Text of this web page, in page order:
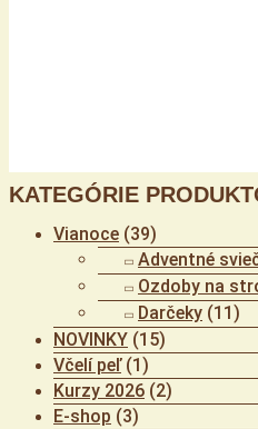
KATEGÓRIE
Vianoce (39)
Adventné
Ozdoby na
Darčeky (11)
NOVINKY (15)
Včelí peľ (1)
Kurzy 2026 (2)
E-shop (3)